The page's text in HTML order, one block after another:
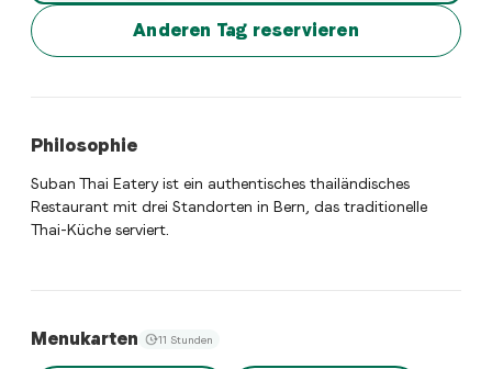
Anderen Tag reservieren
Philosophie
Suban Thai Eatery ist ein authentisches thailändisches
Restaurant mit drei Standorten in Bern, das traditionelle
Thai-Küche serviert.
Menukarten 11 Stunden